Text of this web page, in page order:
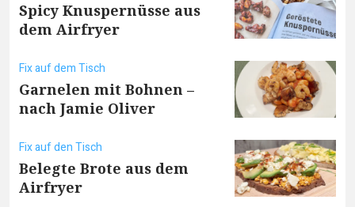
Spicy Knuspernüsse aus
dem Airfryer
Fix auf dem Tisch
Garnelen mit Bohnen –
nach Jamie Oliver
Fix auf den Tisch
Belegte Brote aus dem
Airfryer